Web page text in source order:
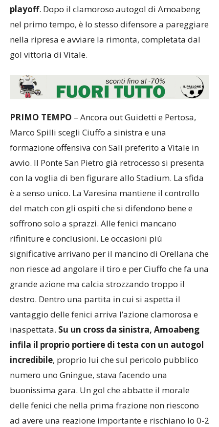
playoff. Dopo il clamoroso autogol di Amoabeng
nel primo tempo, è lo stesso difensore a pareggiare
nella ripresa e avviare la rimonta, completata dal
gol vittoria di Vitale.
PRIMO TEMPO – Ancora out Guidetti e Pertosa,
Marco Spilli scegli Ciuffo a sinistra e una
formazione offensiva con Sali preferito a Vitale in
avvio. Il Ponte San Pietro già retrocesso si presenta
con la voglia di ben figurare allo Stadium. La sfida
è a senso unico. La Varesina mantiene il controllo
del match con gli ospiti che si difendono bene e
soffrono solo a sprazzi. Alle fenici mancano
rifiniture e conclusioni. Le occasioni più
significative arrivano per il mancino di Orellana che
non riesce ad angolare il tiro e per Ciuffo che fa una
grande azione ma calcia strozzando troppo il
destro. Dentro una partita in cui si aspetta il
vantaggio delle fenici arriva l’azione clamorosa e
inaspettata. Su un cross da sinistra, Amoabeng
infila il proprio portiere di testa con un autogol
incredibile, proprio lui che sul pericolo pubblico
numero uno Gningue, stava facendo una
buonissima gara. Un gol che abbatte il morale
delle fenici che nella prima frazione non riescono
ad avere una reazione importante e rischiano lo 0-2